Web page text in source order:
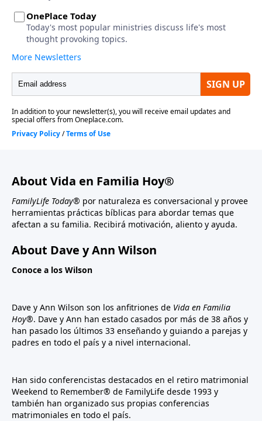
About Vida en Familia Hoy®
FamilyLife Today® por naturaleza es conversacional y provee
herramientas prácticas bíblicas para abordar temas que
afectan a su familia. Recibirá motivación, aliento y ayuda.
About Dave y Ann Wilson
Conoce a los Wilson
Dave y Ann Wilson son los anfitriones de Vida en Familia
Hoy®. Dave y Ann han estado casados por más de 38 años y
han pasado los últimos 33 enseñando y guiando a parejas y
padres en todo el país y a nivel internacional.
Han sido conferencistas destacados en el retiro matrimonial
Weekend to Remember® de FamilyLife desde 1993 y
también han organizado sus propias conferencias
matrimoniales en todo el país.